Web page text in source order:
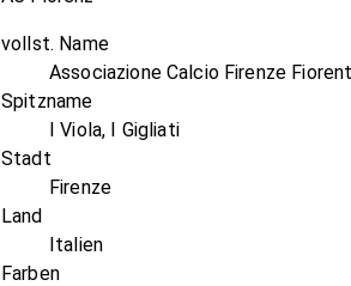
vollst. Name
Associazione Calcio Firenze
Spitzname
I Viola, I Gigliati
Stadt
Firenze
Land
Italien
Farben